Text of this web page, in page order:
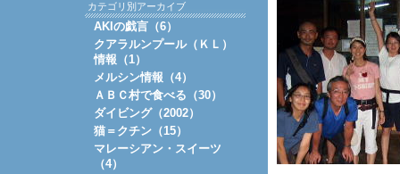
カテゴリ別アーカイブ
AKIの戯言（6）
クアラルンプール（ＫＬ）
情報（1）
メルシン情報（4）
ＡＢＣ村で食べる（30）
ダイビング（2002）
猫＝クチン（15）
マレーシアン・スイーツ
（4）